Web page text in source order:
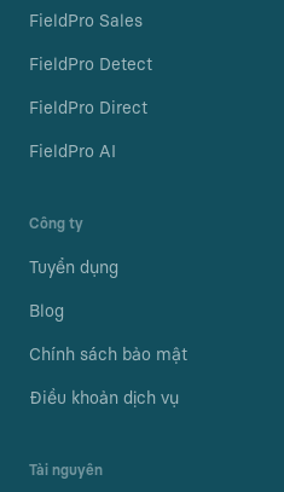
FieldPro Sales
FieldPro Detect
FieldPro Direct
FieldPro AI
Công ty
Tuyển dụng
Blog
Chính sách bảo mật
Điều khoản dịch vụ
Tài nguyên